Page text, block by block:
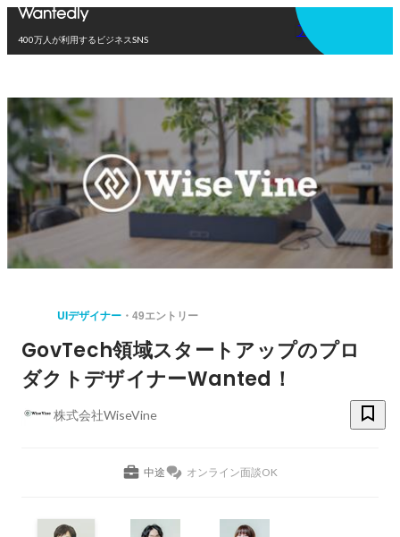
400万人が利用するビジネスSNS
アプリを使う
UIデザイナー 49エントリー
GovTech領域スタートアップのプロ
ダクトデザイナーWanted！
株式会社WiseVine
中途 オンライン面談OK